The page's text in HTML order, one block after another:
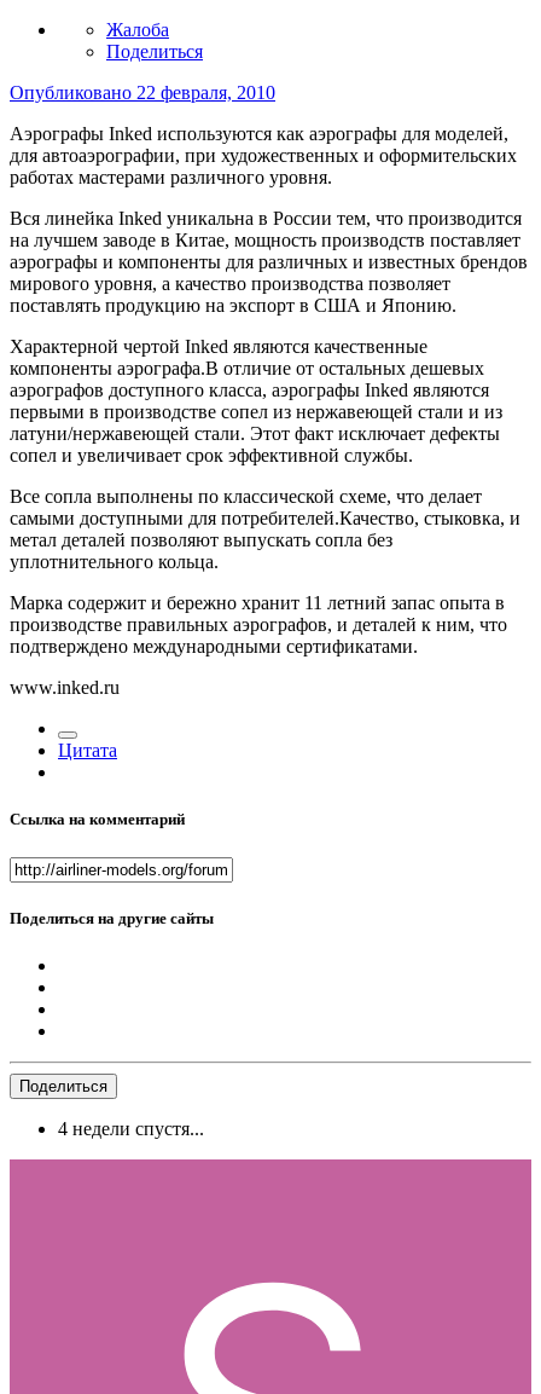
Жалоба
Поделиться
Опубликовано 22 февраля, 2010
Аэрографы Inked используются как аэрографы для моделей,
для автоаэрографии, при художественных и оформительских
работах мастерами различного уровня.
Вся линейка Inked уникальна в Росcии тем, что производится
на лучшем заводе в Китае, мощность производств поставляет
аэрографы и компоненты для различных и известных брендов
мирового уровня, а качество производства позволяет
поставлять продукцию на экспорт в США и Японию.
Характерной чертой Inked являются качественные
компоненты аэрографа.В отличие от остальных дешевых
аэрографов доступного класса, аэрографы Inked являются
первыми в производстве сопел из нержавеющей стали и из
латуни/нержавеющей стали. Этот факт исключает дефекты
сопел и увеличивает срок эффективной службы.
Все сопла выполнены по классической схеме, что делает
самыми доступными для потребителей.Качество, стыковка, и
метал деталей позволяют выпускать сопла без
уплотнительного кольца.
Марка содержит и бережно хранит 11 летний запас опыта в
производстве правильных аэрографов, и деталей к ним, что
подтверждено международными сертификатами.
www.inked.ru
Цитата
Ссылка на комментарий
Поделиться на другие сайты
Поделиться
4 недели спустя...